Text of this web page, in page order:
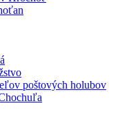
poštových holubov